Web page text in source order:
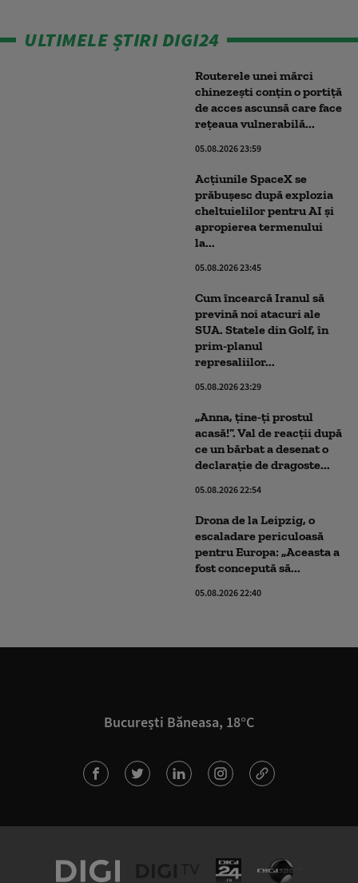
ULTIMELE ȘTIRI DIGI24
Routerele unei mărci
chinezești conțin o portiță
de acces ascunsă care face
rețeaua vulnerabilă...
05.08.2026 23:59
Acţiunile SpaceX se
prăbuşesc după explozia
cheltuielilor pentru AI şi
apropierea termenului
la...
05.08.2026 23:45
Cum încearcă Iranul să
prevină noi atacuri ale
SUA. Statele din Golf, în
prim-planul
represaliilor...
05.08.2026 23:29
„Anna, ţine-ţi prostul
acasă!”. Val de reacții după
ce un bărbat a desenat o
declarație de dragoste...
05.08.2026 22:54
Drona de la Leipzig, o
escaladare periculoasă
pentru Europa: „Aceasta a
fost concepută să...
05.08.2026 22:40
București Băneasa, 18°C